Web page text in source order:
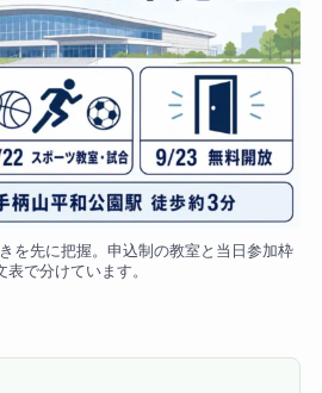
を先に把握。申込制の教室と当日参加枠
表で分けています。